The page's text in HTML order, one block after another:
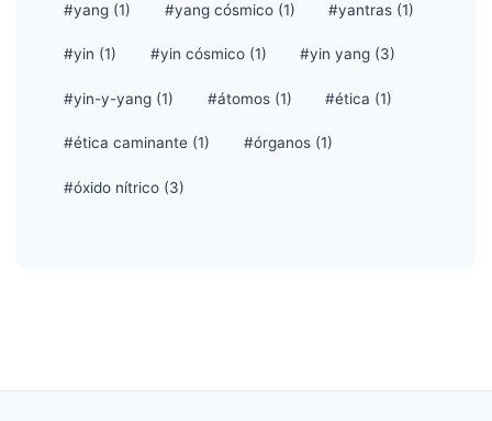
#yang (1) #yang cósmico (1) #yantras (1)
#yin (1) #yin cósmico (1) #yin yang (3)
#yin-y-yang (1) #átomos (1) #ética (1)
#ética caminante (1) #órganos (1)
#óxido nítrico (3)